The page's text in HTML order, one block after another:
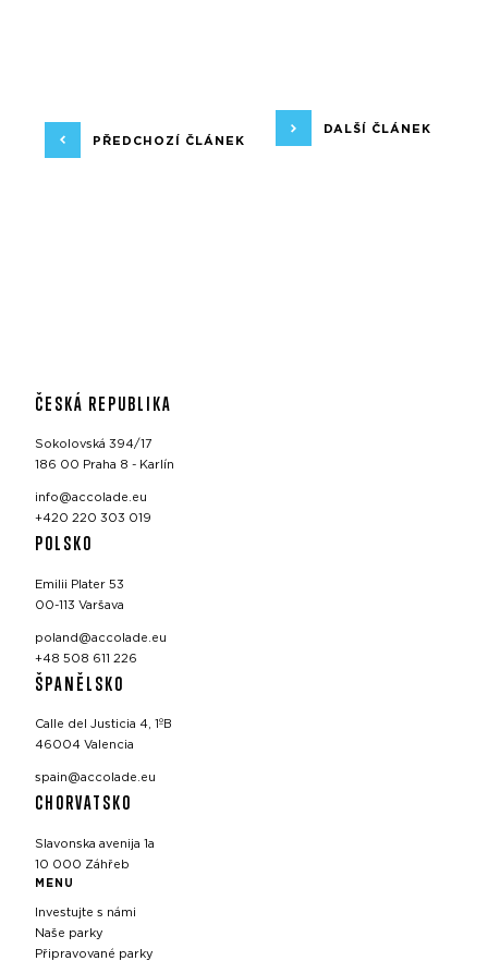
PŘEDCHOZÍ ČLÁNEK
DALŠÍ ČLÁNEK
ČESKÁ REPUBLIKA
Sokolovská 394/17
186 00 Praha 8 - Karlín
info@accolade.eu
+420 220 303 019
POLSKO
Emilii Plater 53
00-113 Varšava
poland@accolade.eu
+48 508 611 226
ŠPANĚLSKO
Calle del Justicia 4, 1ºB
46004 Valencia
spain@accolade.eu
CHORVATSKO
Slavonska avenija 1a
10 000 Záhřeb
MENU
Investujte s námi
Naše parky
Připravované parky